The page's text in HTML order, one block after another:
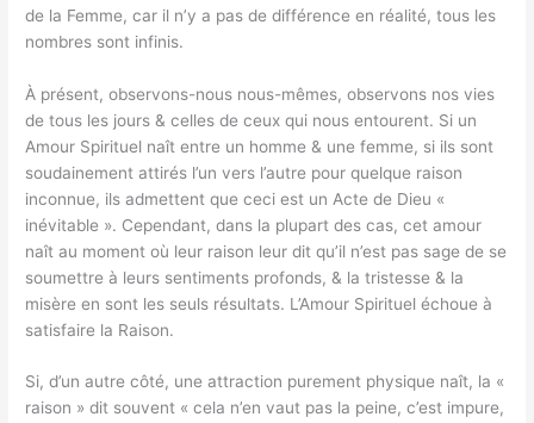
de la Femme, car il n’y a pas de différence en réalité, tous les
nombres sont infinis.
À présent, observons-nous nous-mêmes, observons nos vies
de tous les jours & celles de ceux qui nous entourent. Si un
Amour Spirituel naît entre un homme & une femme, si ils sont
soudainement attirés l’un vers l’autre pour quelque raison
inconnue, ils admettent que ceci est un Acte de Dieu «
inévitable ». Cependant, dans la plupart des cas, cet amour
naît au moment où leur raison leur dit qu’il n’est pas sage de se
soumettre à leurs sentiments profonds, & la tristesse & la
misère en sont les seuls résultats. L’Amour Spirituel échoue à
satisfaire la Raison.
Si, d’un autre côté, une attraction purement physique naît, la «
raison » dit souvent « cela n’en vaut pas la peine, c’est impure,